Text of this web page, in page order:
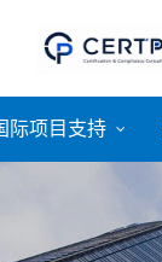
际项目支持